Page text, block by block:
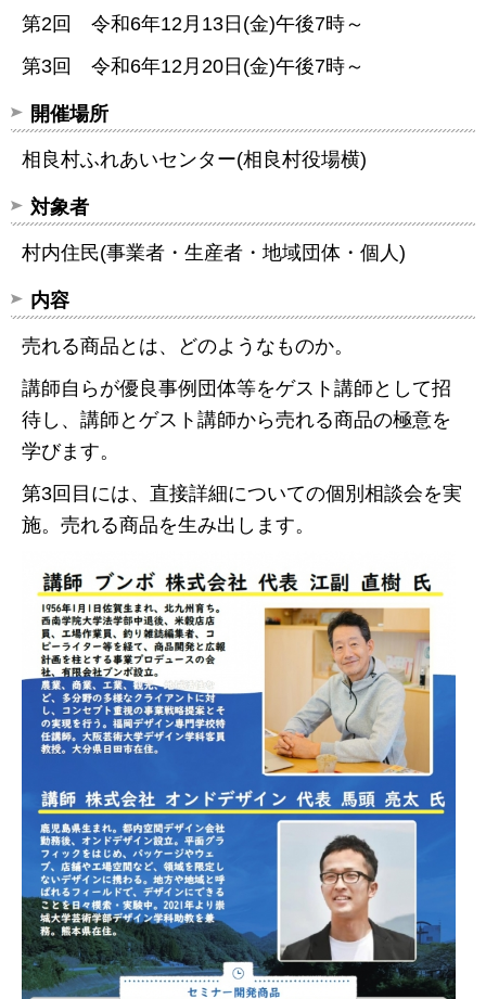
第2回 令和6年12月13日(金)午後7時～
第3回 令和6年12月20日(金)午後7時～
開催場所
相良村ふれあいセンター(相良村役場横)
対象者
村内住民(事業者・生産者・地域団体・個人)
内容
売れる商品とは、どのようなものか。
講師自らが優良事例団体等をゲスト講師として招
待し、講師とゲスト講師から売れる商品の極意を
学びます。
第3回目には、直接詳細についての個別相談会を実
施。売れる商品を生み出します。